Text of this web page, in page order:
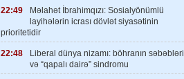
22:49
Məlahət İbrahimqızı: Sosialyönümlü
layihələrin icrası dövlət siyasətinin
prioritetidir
22:48
Liberal dünya nizamı: böhranın səbəbləri
və “qapalı dairə” sindromu